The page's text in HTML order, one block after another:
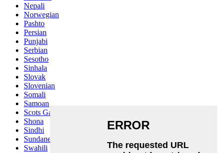
Nepali
Norwegian
Pashto
Persian
Punjabi
Serbian
Sesotho
Sinhala
Slovak
Slovenian
Somali
Samoan
Scots Gaelic
Shona
Sindhi
Sundanese
Swahili